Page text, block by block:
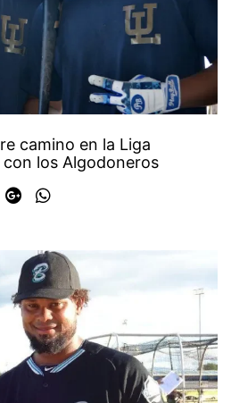
camino en la Liga
los Algodoneros